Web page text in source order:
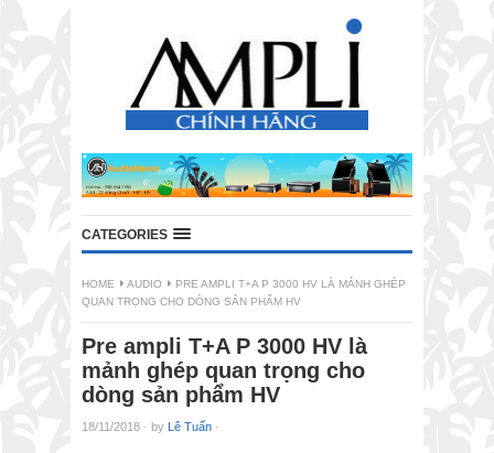
CATEGORIES
HOME AUDIO
PRE AMPLI T+A P 3000 HV LÀ MẢNH GHÉP
QUAN TRỌNG CHO DÒNG SẢN PHẨM HV
Pre ampli T+A P 3000 HV là
mảnh ghép quan trọng cho
dòng sản phẩm HV
18/11/2018 · by Lê Tuấn ·